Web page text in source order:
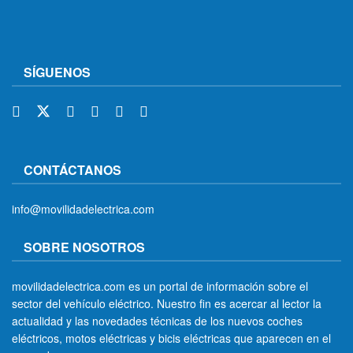
SÍGUENOS
CONTÁCTANOS
info@movilidadelectrica.com
SOBRE NOSOTROS
movilidadelectrica.com es un portal de información sobre el
sector del vehículo eléctrico. Nuestro fin es acercar al lector la
actualidad y las novedades técnicas de los nuevos coches
eléctricos, motos eléctricas y bicis eléctricas que aparecen en el